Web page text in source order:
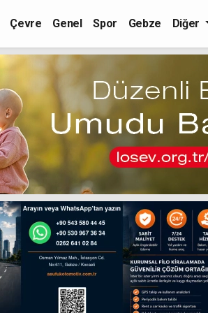
Çevre Genel Spor Gebze Diğer